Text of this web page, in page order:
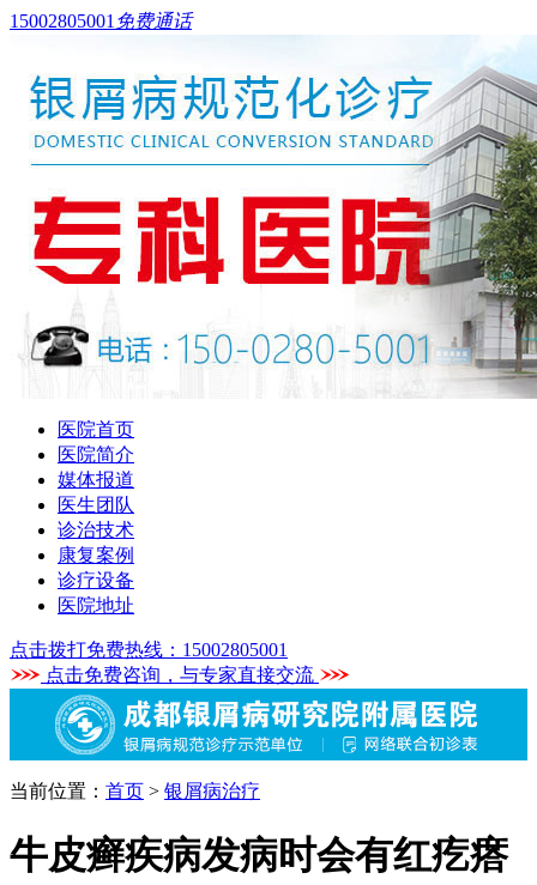
15002805001 免费通话
医院首页
医院简介
媒体报道
医生团队
诊治技术
康复案例
诊疗设备
医院地址
点击拨打免费热线：15002805001
点击免费咨询，与专家直接交流
当前位置： 首页 > 银屑病治疗
牛皮癣疾病发病时会有红疙瘩